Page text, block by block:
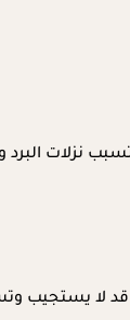
نزلات
قد لا